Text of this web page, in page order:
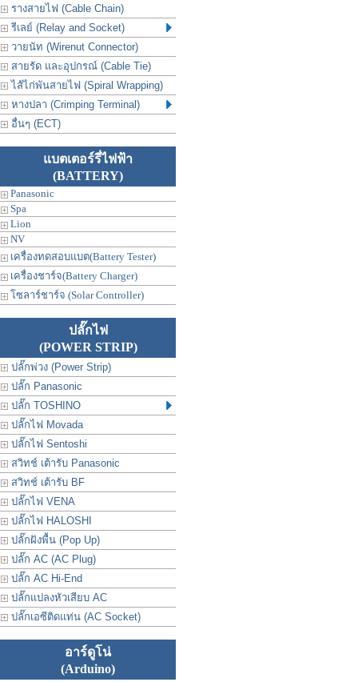
รางสายไฟ (Cable Chain)
รีเลย์ (Relay and Socket)
วายนัท (Wirenut Connector)
สายรัด และอุปกรณ์ (Cable Tie)
ไส้ไก่พันสายไฟ (Spiral Wrapping)
หางปลา (Crimping Terminal)
อื่นๆ (ECT)
แบตเตอร์รี่ไฟฟ้า
(BATTERY)
Panasonic
Spa
Lion
NV
เครื่องทดสอบแบต(Battery Tester)
เครื่องชาร์จ(Battery Charger)
โซลาร์ชาร์จ (Solar Controller)
ปลั๊กไฟ
(POWER STRIP)
ปลั๊กพ่วง (Power Strip)
ปลั๊ก Panasonic
ปลั๊ก TOSHINO
ปลั๊กไฟ Movada
ปลั๊กไฟ Sentoshi
สวิทช์ เต้ารับ Panasonic
สวิทช์ เต้ารับ BF
ปลั๊กไฟ VENA
ปลั๊กไฟ HALOSHI
ปลั๊กฝังพื้น (Pop Up)
ปลั๊ก AC (AC Plug)
ปลั๊ก AC Hi-End
ปลั๊กแปลงหัวเสียบ AC
ปลั๊กเอซีติดแท่น (AC Socket)
อาร์ดูโน่
(Arduino)